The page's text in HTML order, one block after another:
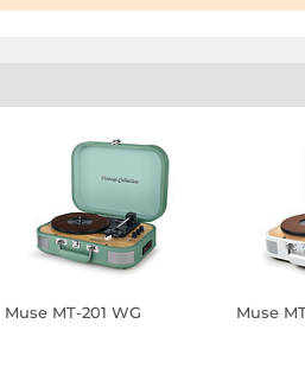
Muse MT-201 WG Muse